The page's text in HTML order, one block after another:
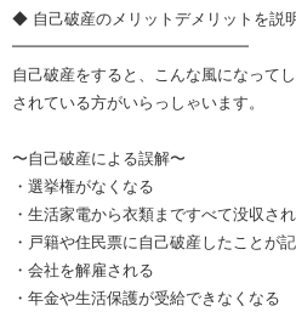
◆ 自己破産のメリットデメリットを説
━━━━━━━━━━━━━━━
自己破産をすると、こんな風になって
されている方がいらっしゃいます。
〜自己破産による誤解〜
・選挙権がなくなる
・生活家電から衣類まですべて没収さ
・戸籍や住民票に自己破産したことが
・会社を解雇される
・年金や生活保護が受給できなくなる